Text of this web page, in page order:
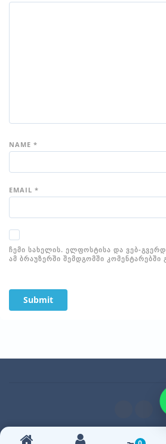
NAME *
EMAIL *
ᲩᲔᲛᲘ ᲡᲐᲮᲔᲚᲘᲡ. ᲔᲚᲤᲝᲡᲢᲘᲡᲐ ᲓᲐ ᲕᲔᲑ-
ᲐᲛ ᲑᲠᲐᲣᲖᲔᲠᲨᲘ ᲨᲔᲛᲓᲒᲝᲛᲨᲘ ᲙᲝᲛᲔᲜᲢᲐᲠᲔᲑᲨᲘ
© Copyright 2026